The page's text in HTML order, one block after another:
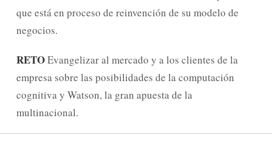
que está en proceso de reinvención de su modelo de
negocios.
RETOEvangelizar al mercado y a los clientes de la
empresa sobre las posibilidades de la computación
cognitiva y Watson, la gran apuesta de la
multinacional.